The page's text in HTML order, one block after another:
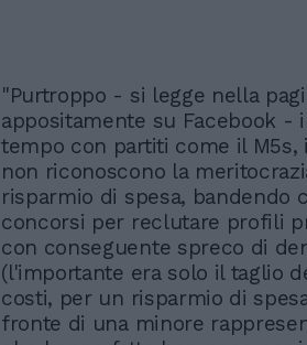
"Purtroppo - si legge nella
appositamente su Facebook -
tempo con partiti come il M5s,
non riconoscono la
risparmio di spesa, bandendo
concorsi per reclutare profili
con conseguente spreco di
(l'importante era solo il taglio
costi, per un risparmio di
fronte di una minore